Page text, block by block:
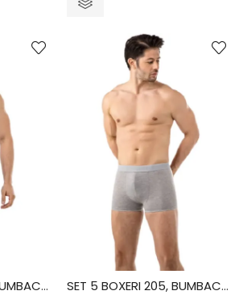
SET 5 BOXERI 205, BUMBAC ELASTAN, VIVALDI, ALBASTRU SET 5 BOXERI 205, BUMBAC ELASTAN, VIVALDI, GRI